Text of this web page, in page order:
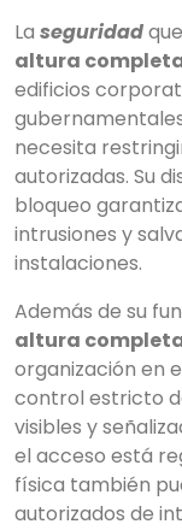
La seguridad
altura
edificios
necesita
autorizadas. Su
bloqueo
intrusiones y
instalaciones.
Además de su
altura
organización en
control estricto
visibles y
el acceso está
física también
autorizados de